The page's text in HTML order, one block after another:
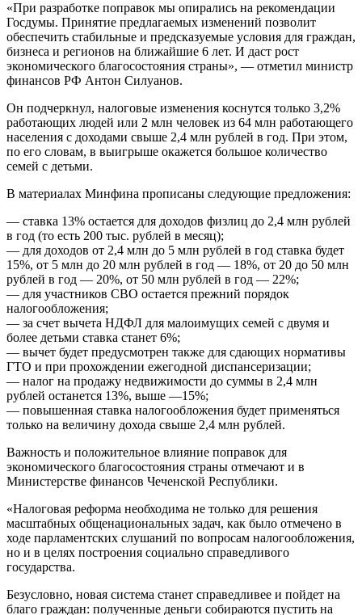
«При разработке поправок мы опирались на рекомендации
Госдумы. Принятие предлагаемых изменений позволит
обеспечить стабильные и предсказуемые условия для граждан,
бизнеса и регионов на ближайшие 6 лет. И даст рост
экономического благосостояния страны», — отметил министр
финансов РФ Антон Силуанов.
Он подчеркнул, налоговые изменения коснутся только 3,2%
работающих людей или 2 млн человек из 64 млн работающего
населения с доходами свыше 2,4 млн рублей в год. При этом,
по его словам, в выигрыше окажется большое количество
семей с детьми.
В материалах Минфина прописаны следующие предложения:
— ставка 13% остается для доходов физлиц до 2,4 млн рублей
в год (то есть 200 тыс. рублей в месяц);
— для доходов от 2,4 млн до 5 млн рублей в год ставка будет
15%, от 5 млн до 20 млн рублей в год — 18%, от 20 до 50 млн
рублей в год — 20%, от 50 млн рублей в год — 22%;
— для участников СВО остается прежний порядок
налогообложения;
— за счет вычета НДФЛ для малоимущих семей с двумя и
более детьми ставка станет 6%;
— вычет будет предусмотрен также для сдающих нормативы
ГТО и при прохождении ежегодной диспансеризации;
— налог на продажу недвижимости до суммы в 2,4 млн
рублей останется 13%, выше —15%;
— повышенная ставка налогообложения будет применяться
только на величину дохода свыше 2,4 млн рублей.
Важность и положительное влияние поправок для
экономического благосостояния страны отмечают и в
Министерстве финансов Чеченской Республики.
«Налоговая реформа необходима не только для решения
масштабных общенациональных задач, как было отмечено в
ходе парламентских слушаний по вопросам налогообложения,
но и в целях построения социально справедливого
государства.
Безусловно, новая система станет справедливее и пойдет на
благо граждан: полученные деньги собираются пустить на